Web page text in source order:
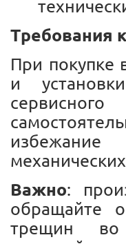
Требования
При покупке
и
Важно:
обращайте
трещин во